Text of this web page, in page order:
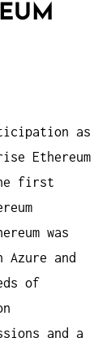
as
Ethereum
first
was
and
of
and a